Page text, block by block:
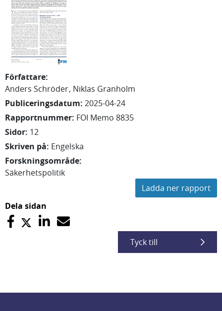
Författare:
Anders Schröder Niklas Granholm
Publiceringsdatum: 2025-04-24
Rapportnummer: FOI Memo 8835
Sidor: 12
Skriven på: Engelska
Forskningsområde:
Säkerhetspolitik
Ladda ner rapport
Dela sidan
Tyck till